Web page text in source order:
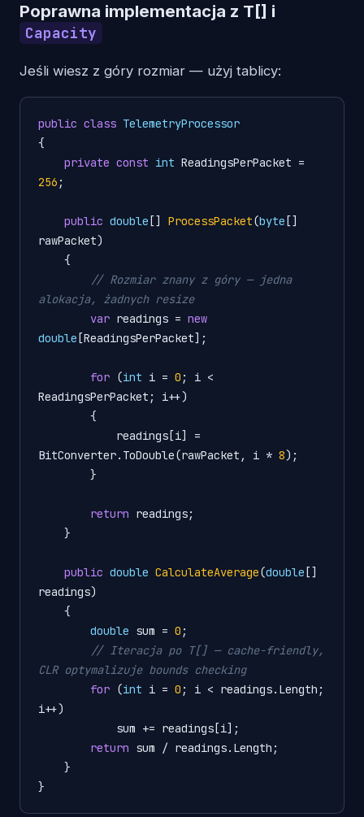
Poprawna implementacja z T[] i
Capacity
Jeśli wiesz z góry rozmiar — użyj tablicy:
public class TelemetryProcessor
{
private const int
256 ;
public double [] ProcessPacket(byte []
rawPacket)
// Rozmiar znany z góry — jedna
alokacja, żadnych resize
var readings = new
double [ReadingsPerPacket];
for (int i = 0 ; i <
ReadingsPerPacket; i++)
BitConverter.ToDouble(rawPacket, i * 8);
return readings;
public double CalculateAverage(double []
readings)
double sum = 0 ;
// Iteracja po T[] — cache-friendly,
CLR optymalizuje bounds checking
for (int i = 0 ; i < readings.Length;
i++)
return sum / readings.Length;